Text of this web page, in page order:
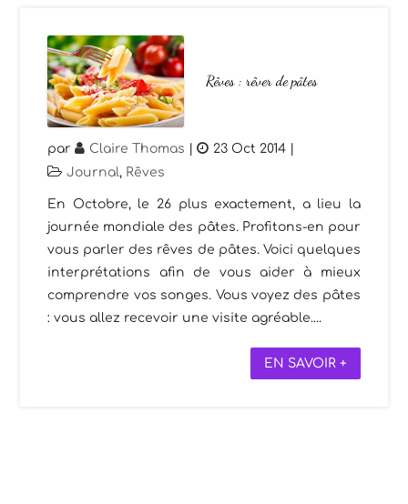
Rêves : rêver de pâtes
par Claire Thomas | 23 Oct 2014
Journal, Rêves
En Octobre, le 26 plus exactement, a lieu la
journée mondiale des pâtes. Profitons-en pour
vous parler des rêves de pâtes. Voici quelques
interprétations afin de vous aider à mieux
comprendre vos songes. Vous voyez des pâtes
: vous allez recevoir une visite agréable....
EN SAVOIR +